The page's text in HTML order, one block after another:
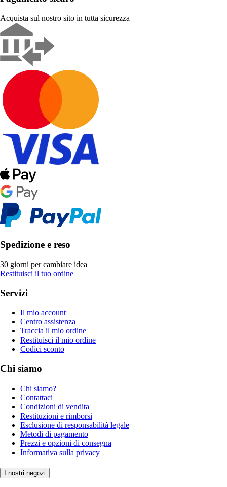
Acquista sul nostro sito in tutta sicurezza
Spedizione e reso
30 giorni per cambiare idea
Restituisci il tuo ordine
Servizi
Il mio account
Centro assistenza
Traccia il mio ordine
Restituisci il mio ordine
Codici sconto
Chi siamo
Chi siamo?
Contattaci
Condizioni di vendita
Restituzioni e rimborsi
Esclusione di responsabilità legale
Metodi di pagamento
Prezzi e opzioni di consegna
Informativa sulla privacy
I nostri negozi